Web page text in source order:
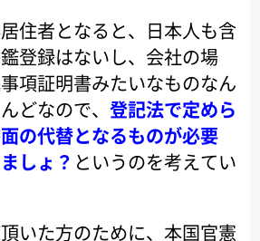
住者となると、日本人も含
登録はないし、会社の場
項証明書みたいなものなん
どなので、登記法で定めら
の代替となるものが必要
しょ？ というのを考えてい
いた方のために、本国官憲